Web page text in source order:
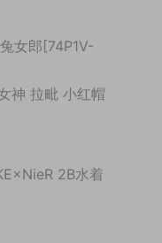
女郎[74P1V-
神 拉毗 小红帽
2B水着